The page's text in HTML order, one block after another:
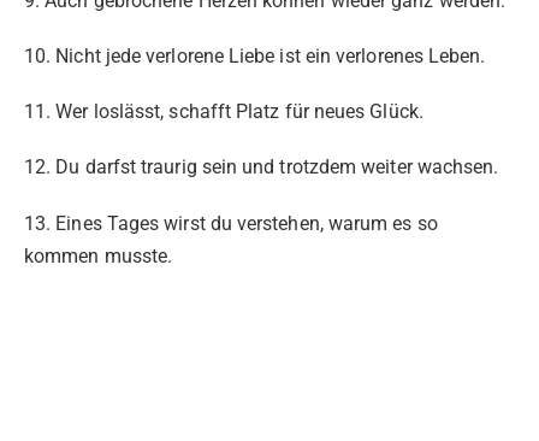
10. Nicht jede verlorene Liebe ist ein verlorenes Leben.
11. Wer loslässt, schafft Platz für neues Glück.
12. Du darfst traurig sein und trotzdem weiter wachsen.
13. Eines Tages wirst du verstehen, warum es so
kommen musste.